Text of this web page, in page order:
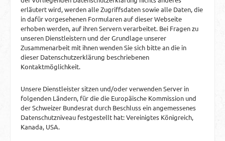
erläutert wird, werden alle Zugriffsdaten sowie alle Daten, die
in dafür vorgesehenen Formularen auf dieser Webseite
erhoben werden, auf ihren Servern verarbeitet. Bei Fragen zu
unseren Dienstleistern und der Grundlage unserer
Zusammenarbeit mit ihnen wenden Sie sich bitte an die in
dieser Datenschutzerklärung beschriebenen
Kontaktmöglichkeit.
Unsere Dienstleister sitzen und/oder verwenden Server in
folgenden Ländern, für die die Europäische Kommission und
der Schweizer Bundesrat durch Beschluss ein angemessenes
Datenschutzniveau festgestellt hat: Vereinigtes Königreich,
Kanada, USA.